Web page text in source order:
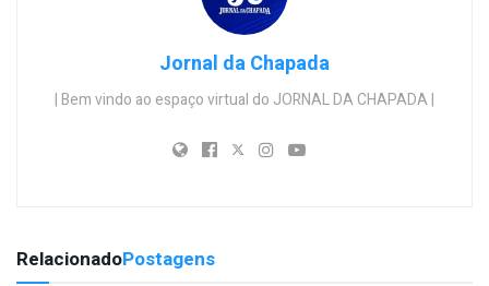
Jornal da Chapada
| Bem vindo ao espaço virtual do JORNAL DA CHAPADA |
RelacionadoPostagens